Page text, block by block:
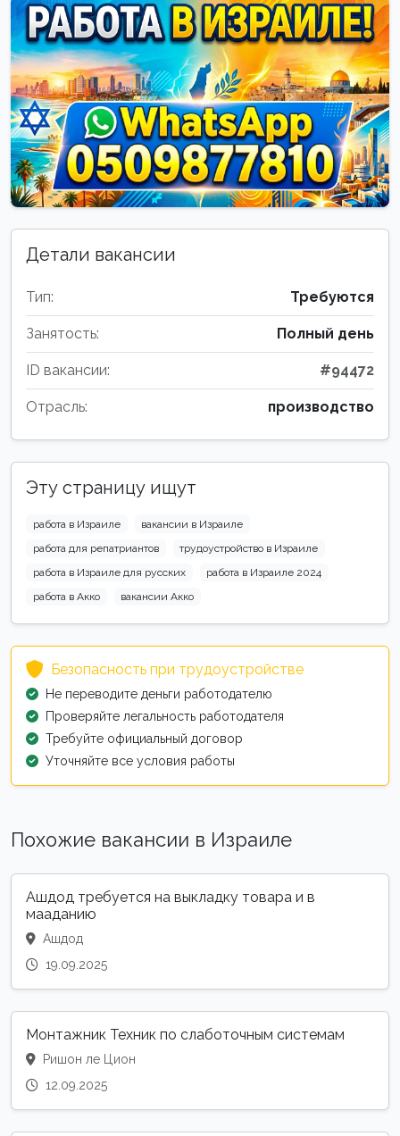
Детали вакансии
Тип: Требуются
Занятость: Полный день
ID вакансии: #94472
Отрасль: производство
Эту страницу ищут
работа в Израиле
вакансии в Израиле
работа для репатриантов
трудоустройство в Израиле
работа в Израиле для русских
работа в Израиле 2024
работа в Акко
вакансии Акко
Безопасность при трудоустройстве
Не переводите деньги работодателю
Проверяйте легальность работодателя
Требуйте официальный договор
Уточняйте все условия работы
Похожие вакансии в Израиле
Ашдод требуется на выкладку товара и в
мааданию
Ашдод
19.09.2025
Монтажник Техник по слаботочным системам
Ришон ле Цион
12.09.2025